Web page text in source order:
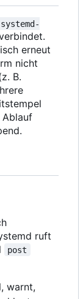
systemd-
erneut
nicht
B.
Ablauf
ruft
post
warnt,